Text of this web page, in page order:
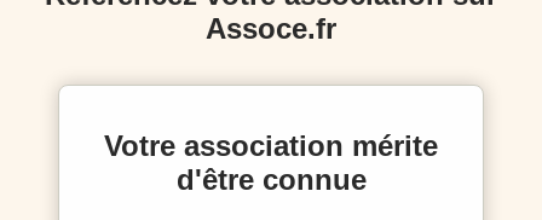
Assoce.fr
Votre association mérite
d'être connue